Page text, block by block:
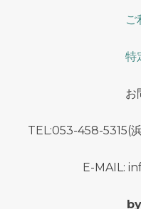
ご
特
お
TEL:053-458-5315(
E-MAIL: